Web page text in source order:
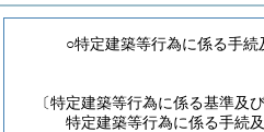
○特定建築等行為に係る手
〔特定建築等行為に係る基準及
特定建築等行為に係る手続